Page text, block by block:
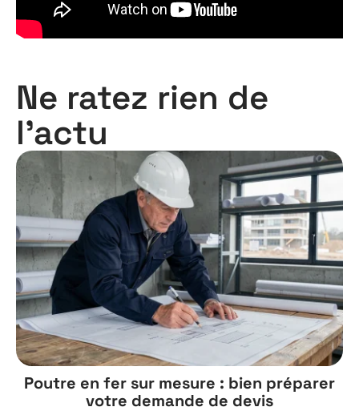
Ne ratez rien de
l'actu
Poutre en fer sur mesure : bien préparer
votre demande de devis